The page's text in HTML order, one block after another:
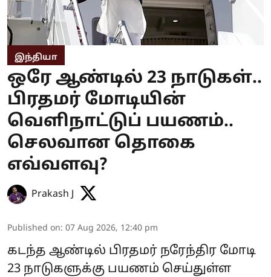
இந்தியா
ஒரே ஆண்டில் 23 நாடுகள்..
பிரதமர் மோடியின்
வெளிநாட்டுப் பயணம்..
செலவான தொகை
எவ்வளவு?
Prakash J
Published on: 07 Aug 2026, 12:40 pm
கடந்த ஆண்டில் பிரதமர் நரேந்திர மோடி
23 நாடுகளுக்கு பயணம் செய்துள்ள